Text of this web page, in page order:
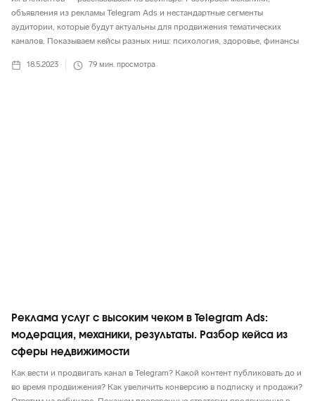
объявления из рекламы Telegram Ads и нестандартные сегменты
аудитории, которые будут актуальны для продвижения тематических
каналов. Показываем кейсы разных ниш: психология, здоровье, финансы
18.5.2023 79 мин. просмотра
Реклама услуг с высоким чеком в Telegram Ads:
модерация, механики, результаты. Разбор кейса из
сферы недвижимости
Как вести и продвигать канал в Telegram? Какой контент публиковать до и
во время продвижения? Как увеличить конверсию в подписку и продажи?